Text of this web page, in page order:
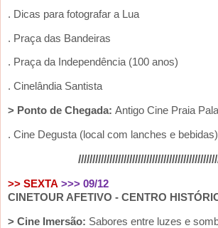
. Dicas para fotografar a Lua
. Praça das Bandeiras
. Praça da Independência (100 anos)
. Cinelândia Santista
> Ponto de Chegada: Antigo Cine Praia
. Cine Degusta (local com lanches e bebidas)
>> SEXTA >>> 09/12
CINETOUR AFETIVO - CENTRO
> Cine Imersão: Sabores entre luzes e